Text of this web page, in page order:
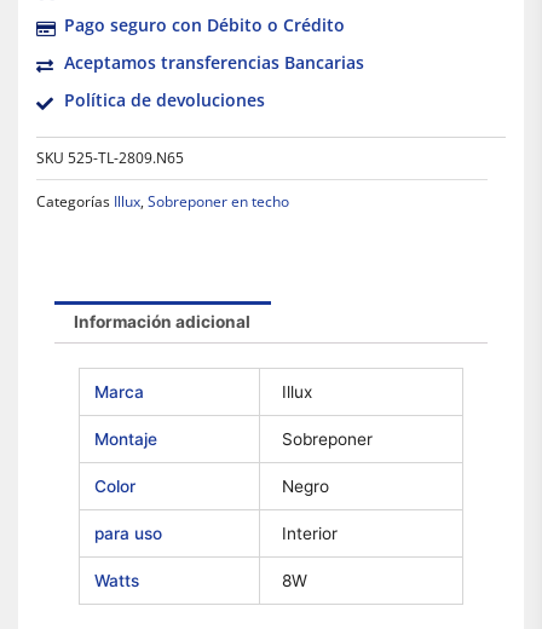
Pago seguro con Débito o Crédito
Aceptamos transferencias Bancarias
Política de devoluciones
SKU 525-TL-2809.N65
Categorías Illux, Sobreponer en techo
Información adicional
Marca Illux
Montaje Sobreponer
Color Negro
para uso Interior
Watts 8W